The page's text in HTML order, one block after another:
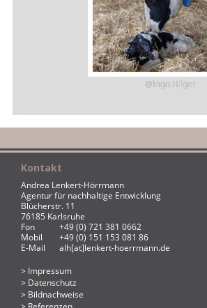
@Ingo Hilger
Kontakt
Andrea Lenkert-Hörrmann
Agentur für nachhaltige Entwicklung
Blücherstr. 11
76185 Karlsruhe
Fon
+49 (0) 721 381 0662
Mobil
+49 (0) 151 153 081 86
E-Mail
alh[at]lenkert-hoerrmann.de
Impressum
Datenschutz
Bildnachweise